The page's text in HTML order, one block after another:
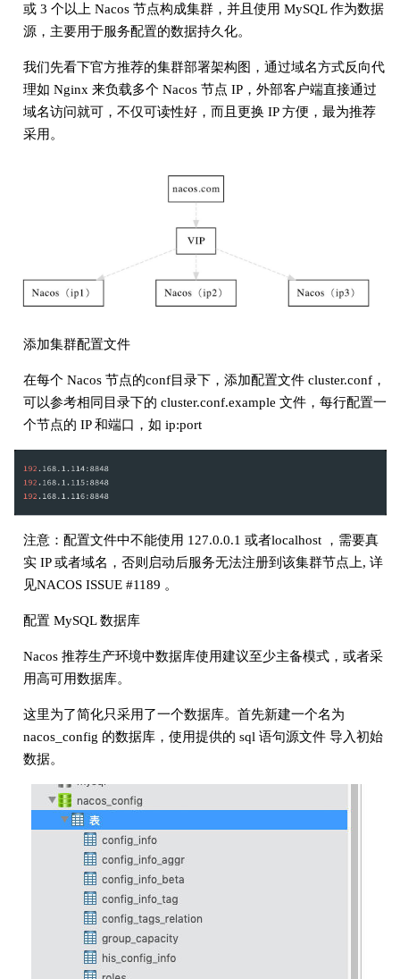
或 3 个以上 Nacos 节点构成集群，并且使用 MySQL 作为数据
源，主要用于服务配置的数据持久化。
我们先看下官方推荐的集群部署架构图，通过域名方式反向代
理如 Nginx 来负载多个 Nacos 节点 IP，外部客户端直接通过
域名访问就可，不仅可读性好，而且更换 IP 方便，最为推荐
采用。
添加集群配置文件
在每个 Nacos 节点的conf目录下，添加配置文件 cluster.conf，
可以参考相同目录下的 cluster.conf.example 文件，每行配置一
个节点的 IP 和端口，如 ip:port
注意：配置文件中不能使用 127.0.0.1 或者localhost ，需要真
实 IP 或者域名，否则启动后服务无法注册到该集群节点上, 详
见NACOS ISSUE #1189 。
配置 MySQL 数据库
Nacos 推荐生产环境中数据库使用建议至少主备模式，或者采
用高可用数据库。
这里为了简化只采用了一个数据库。首先新建一个名为
nacos_config 的数据库，使用提供的 sql 语句源文件 导入初始
数据。